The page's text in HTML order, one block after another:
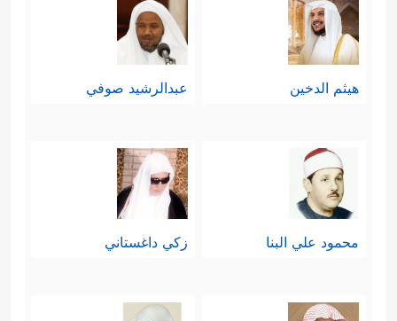
هيثم الدخين عبدالرشيد صوفي
محمود علي البنا زكي داغستاني